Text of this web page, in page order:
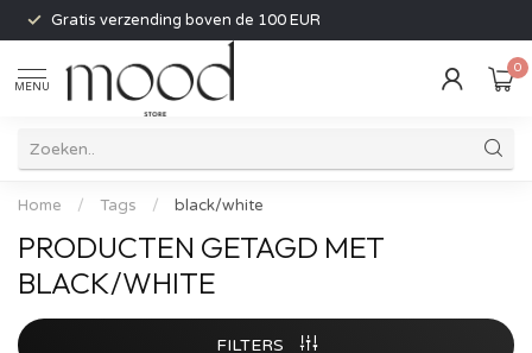
Gratis verzending boven de 100 EUR
MENU
0
Home / Tags / black/white
PRODUCTEN GETAGD MET
BLACK/WHITE
FILTERS